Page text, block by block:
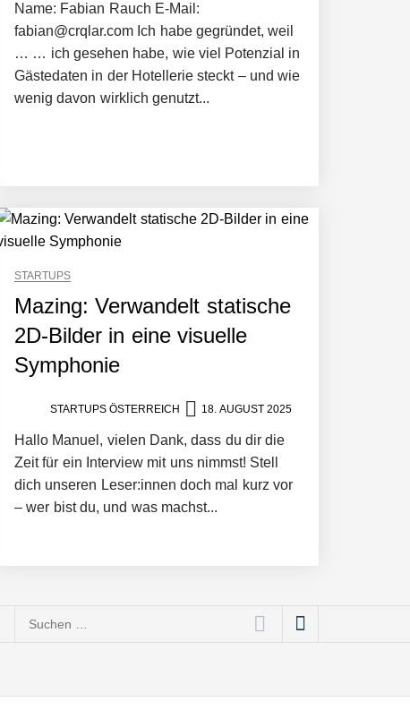
Name: Fabian Rauch E-Mail:
fabian@crqlar.com Ich habe gegründet, weil
… … ich gesehen habe, wie viel Potenzial in
Gästedaten in der Hotellerie steckt – und wie
wenig davon wirklich genutzt...
STARTUPS
Mazing: Verwandelt statische
2D-Bilder in eine visuelle
Symphonie
STARTUPS ÖSTERREICH 18. AUGUST 2025
Hallo Manuel, vielen Dank, dass du dir die
Zeit für ein Interview mit uns nimmst! Stell
dich unseren Leser:innen doch mal kurz vor
– wer bist du, und was machst...
bis Social Media
Suchen